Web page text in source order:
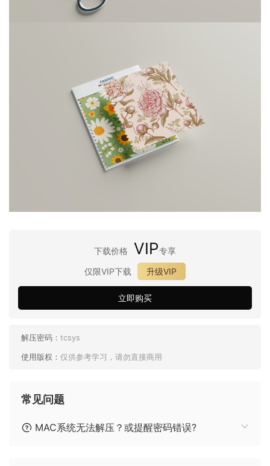
下载价格 VIP专享
仅限VIP下载
升级VIP
立即购买
解压密码： tcsys
使用版权： 仅供参考学习，请勿直接商用
常见问题
MAC系统无法解压？或提醒密码错误?